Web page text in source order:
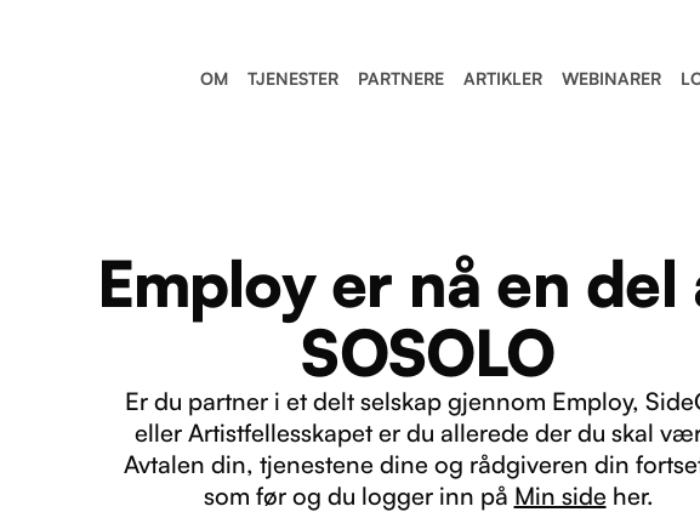
OM TJENESTER PARTNERE ARTIKLER WEBINARER
Employ er nå en del
SOSOLO
Er du partner i et delt selskap gjennom Employ,
eller Artistfellesskapet er du allerede der du skal
Avtalen din, tjenestene dine og rådgiveren din
som før og du logger inn på Min side her.